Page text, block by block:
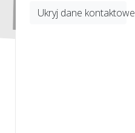
Ukryj dane kontaktowe